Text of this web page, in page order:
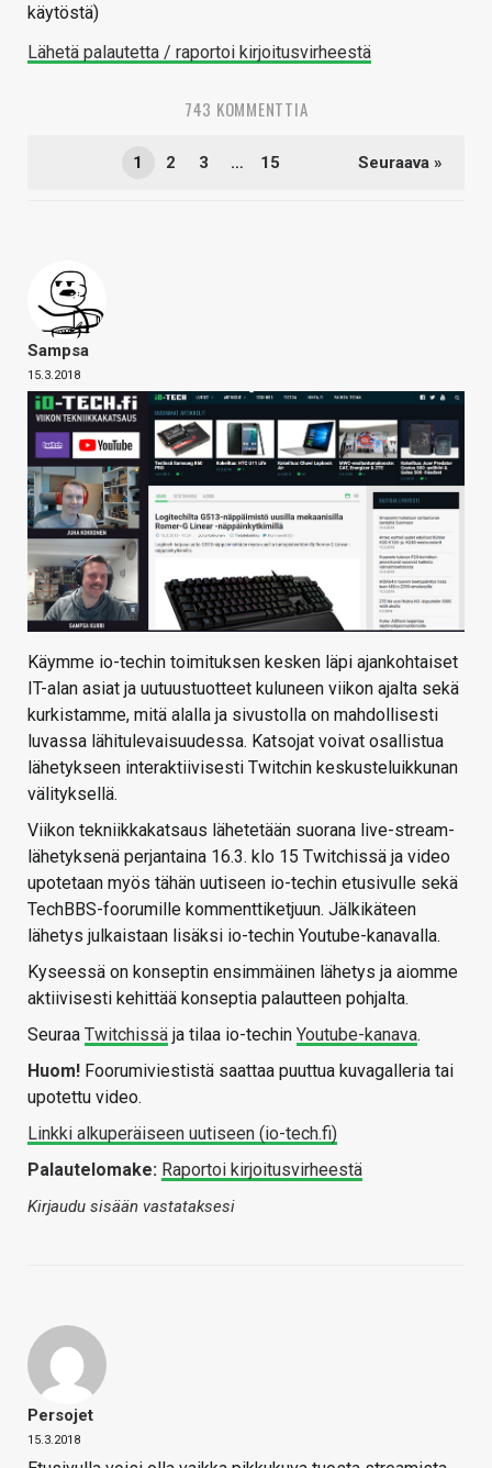
käytöstä)
Lähetä palautetta / raportoi kirjoitusvirheestä
743 KOMMENTTIA
1 2 3 … 15 Seuraava »
Sampsa
15.3.2018
Käymme io-techin toimituksen kesken läpi ajankohtaiset
IT-alan asiat ja uutuustuotteet kuluneen viikon ajalta sekä
kurkistamme, mitä alalla ja sivustolla on mahdollisesti
luvassa lähitulevaisuudessa. Katsojat voivat osallistua
lähetykseen interaktiivisesti Twitchin keskusteluikkunan
välityksellä.
Viikon tekniikkakatsaus lähetetään suorana live-stream-
lähetyksenä perjantaina 16.3. klo 15 Twitchissä ja video
upotetaan myös tähän uutiseen io-techin etusivulle sekä
TechBBS-foorumille kommenttiketjuun. Jälkikäteen
lähetys julkaistaan lisäksi io-techin Youtube-kanavalla.
Kyseessä on konseptin ensimmäinen lähetys ja aiomme
aktiivisesti kehittää konseptia palautteen pohjalta.
Seuraa Twitchissä ja tilaa io-techin Youtube-kanava.
Huom! Foorumiviestistä saattaa puuttua kuvagalleria tai
upotettu video.
Linkki alkuperäiseen uutiseen (io-tech.fi)
Palautelomake: Raportoi kirjoitusvirheestä
Kirjaudu sisään vastataksesi
Persojet
15.3.2018